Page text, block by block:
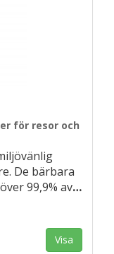
för resor och
De bärbara
99,9% av…
Visa